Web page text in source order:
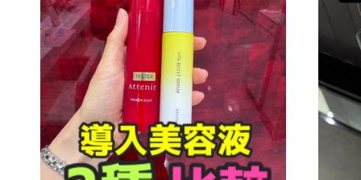
ドレスリフト
プリマモイスト